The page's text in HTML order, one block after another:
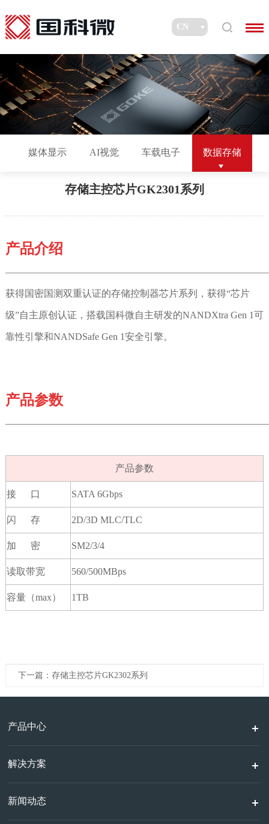
媒体显示 AI视觉 车载电子 数据存储
存储主控芯片GK2301系列
产品介绍
获得国密国测双重认证的存储控制器芯片系列，获得“芯片
级”自主原创认证，搭载国科微自主研发的NANDXtra Gen 1可
靠性引擎和NANDSafe Gen 1安全引擎。
产品参数
产品参数
接 口 SATA 6Gbps
闪 存 2D/3D MLC/TLC
加 密 SM2/3/4
读取带宽 560/500MBps
容量（max） 1TB
下一篇：存储主控芯片GK2302系列
产品中心
解决方案
新闻动态